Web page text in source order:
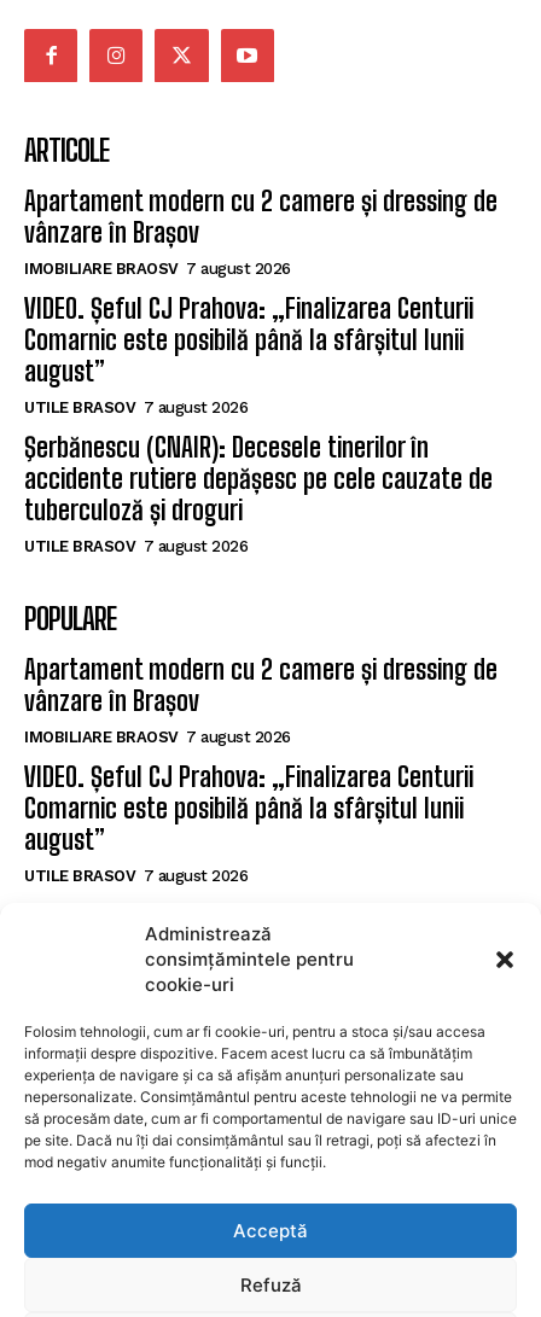
Administrează
consimțămintele pentru
cookie-uri
Folosim tehnologii, cum ar fi cookie-uri, pentru a stoca și/sau accesa
informații despre dispozitive. Facem acest lucru ca să îmbunătățim
experiența de navigare și ca să afișăm anunțuri personalizate sau
nepersonalizate. Consimțământul pentru aceste tehnologii ne va permite
să procesăm date, cum ar fi comportamentul de navigare sau ID-uri unice
pe site. Dacă nu îți dai consimțământul sau îl retragi, poți să afectezi în
mod negativ anumite funcționalități și funcții.
Acceptă
Refuză
ARTICOLE
Apartament modern cu 2 camere și dressing de
vânzare în Brașov
IMOBILIARE BRAOSV 7 august 2026
VIDEO. Șeful CJ Prahova: „Finalizarea Centurii
Comarnic este posibilă până la sfârșitul lunii
august”
UTILE BRASOV 7 august 2026
Şerbănescu (CNAIR): Decesele tinerilor în
accidente rutiere depășesc pe cele cauzate de
tuberculoză și droguri
UTILE BRASOV 7 august 2026
POPULARE
Apartament modern cu 2 camere și dressing de
vânzare în Brașov
IMOBILIARE BRAOSV 7 august 2026
VIDEO. Șeful CJ Prahova: „Finalizarea Centurii
Comarnic este posibilă până la sfârșitul lunii
august”
UTILE BRASOV 7 august 2026
accidente rutiere depășesc pe cele cauzate de
tuberculoză și droguri
SUBSCRIBE
I WANT IN
Privacy Policy